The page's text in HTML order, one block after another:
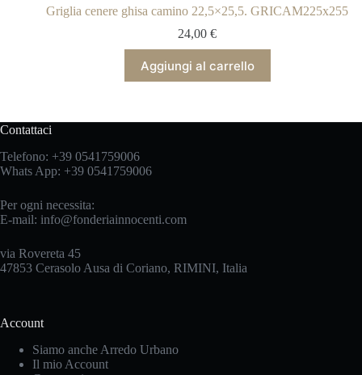
Griglia cenere ghisa camino 22,5×25,5. GRICAM225x255
24,00 €
Aggiungi al carrello
Contattaci
Telefono: +39 0541759006
Whats App: +39 0541759006
Per ogni necessita:
E-mail: info@fonderiainnocenti.com
via Rovereta 45
47853 Cerasolo Ausa di Coriano, RIMINI, Italia
Account
Siamo anche Arredo Urbano
Il mio Account